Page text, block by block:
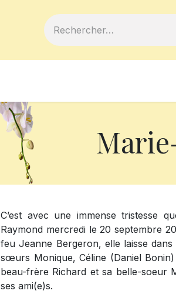
C’est avec une immense tristesse
Raymond mercredi le 20 septembre
feu Jeanne Bergeron, elle laisse
sœurs Monique, Céline (Daniel
beau-frère Richard et sa belle-soeur
ses ami(e)s.